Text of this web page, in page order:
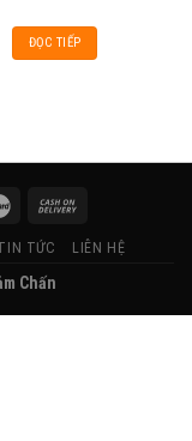
ĐỌC TIẾP
TỨC LIÊN HỆ
Chấn